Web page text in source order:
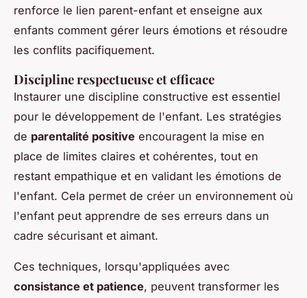
renforce le lien parent-enfant et enseigne aux
enfants comment gérer leurs émotions et résoudre
les conflits pacifiquement.
Discipline respectueuse et efficace
Instaurer une discipline constructive est essentiel
pour le développement de l'enfant. Les stratégies
de parentalité positive encouragent la mise en
place de limites claires et cohérentes, tout en
restant empathique et en validant les émotions de
l'enfant. Cela permet de créer un environnement où
l'enfant peut apprendre de ses erreurs dans un
cadre sécurisant et aimant.
Ces techniques, lorsqu'appliquées avec
consistance et patience, peuvent transformer les